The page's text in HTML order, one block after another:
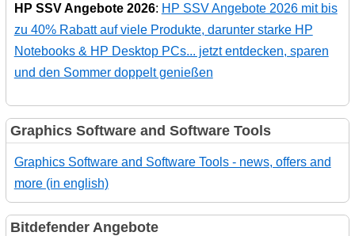
HP SSV Angebote 2026: HP SSV Angebote 2026 mit bis
zu 40% Rabatt auf viele Produkte, darunter starke HP
Notebooks & HP Desktop PCs... jetzt entdecken, sparen
und den Sommer doppelt genießen
Graphics Software and Software Tools
Graphics Software and Software Tools - news, offers and
more (in english)
Bitdefender Angebote